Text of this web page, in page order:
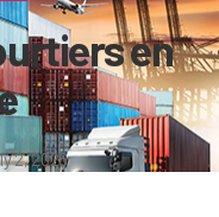
en
2, 2026